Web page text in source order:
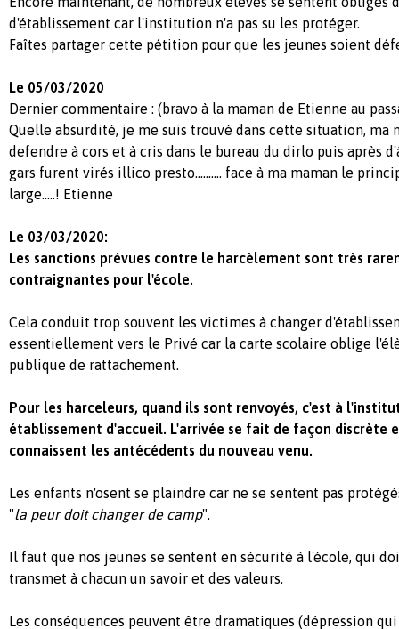
d'établissement car l'institution n'a pas su les protéger.
Faîtes partager cette pétition pour que les jeunes soient
Le 05/03/2020
Dernier commentaire : (bravo à la maman de Etienne au
Quelle absurdité, je me suis trouvé dans cette situation, ma
defendre à cors et à cris dans le bureau du dirlo puis après
gars furent virés illico presto.......... face à ma maman le
large.....! Etienne
Le 03/03/2020:
Les sanctions prévues contre le harcèlement sont très
contraignantes pour l'école.
Cela conduit trop souvent les victimes à changer
essentiellement vers le Privé car la carte scolaire oblige
publique de rattachement.
Pour les harceleurs, quand ils sont renvoyés, c'est à
établissement d'accueil. L'arrivée se fait de façon discrète
connaissent les antécédents du nouveau venu.
Les enfants n'osent se plaindre car ne se sentent pas
"la peur doit changer de camp".
Il faut que nos jeunes se sentent en sécurité à l'école, qui
transmet à chacun un savoir et des valeurs.
Les conséquences peuvent être dramatiques (dépression